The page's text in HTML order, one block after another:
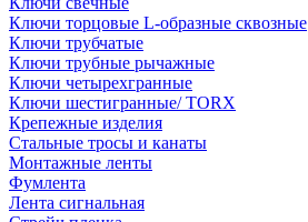
Ключи торцовые L-образные сквозные
Ключи трубчатые
Ключи трубные рычажные
Ключи четырехгранные
Ключи шестигранные/ TORX
Крепежные изделия
Стальные тросы и канаты
Монтажные ленты
Фумлента
Лента сигнальная